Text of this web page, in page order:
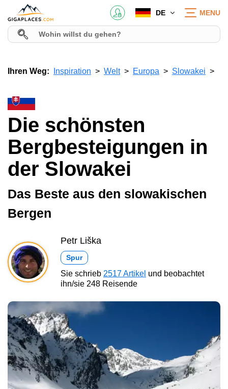
DE MENU
Ihren Weg: Inspiration Welt Europa Slowakei
Die schönsten
Bergbesteigungen in
der Slowakei
Das Beste aus den slowakischen
Bergen
Petr Liška
Spur
Sie schrieb 2517 Artikel und beobachtet
ihn/sie 248 Reisende